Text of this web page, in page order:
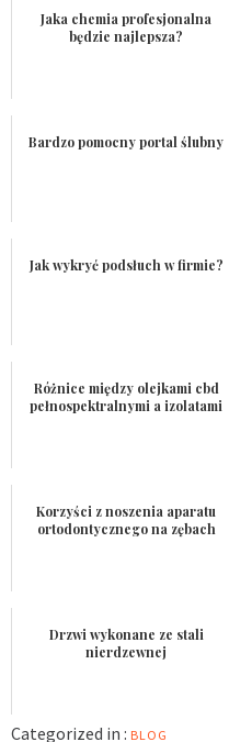
Jaka chemia profesjonalna
będzie najlepsza?
Bardzo pomocny portal ślubny
Jak wykryć podsłuch w firmie?
Różnice między olejkami cbd
pełnospektralnymi a izolatami
Korzyści z noszenia aparatu
ortodontycznego na zębach
Drzwi wykonane ze stali
nierdzewnej
Categorized in : BLOG